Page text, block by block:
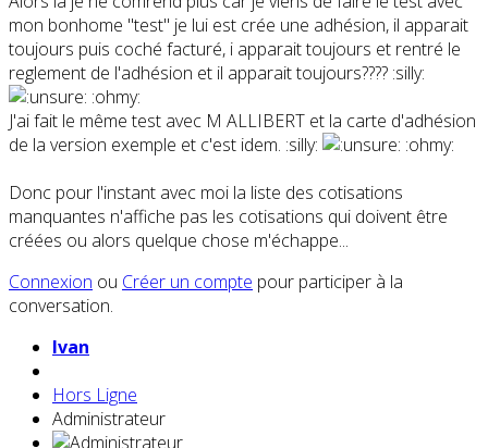
mon bonhome "test" je lui est crée une adhésion, il apparait
toujours puis coché facturé, i apparait toujours et rentré le
reglement de l'adhésion et il apparait toujours???? :silly:
:ohmy:
J'ai fait le même test avec M ALLIBERT et la carte d'adhésion
de la version exemple et c'est idem. :silly:
:ohmy:
Donc pour l'instant avec moi la liste des cotisations
manquantes n'affiche pas les cotisations qui doivent être
créées ou alors quelque chose m'échappe...
Connexion ou Créer un compte pour participer à la
conversation.
Ivan
Hors Ligne
Administrateur